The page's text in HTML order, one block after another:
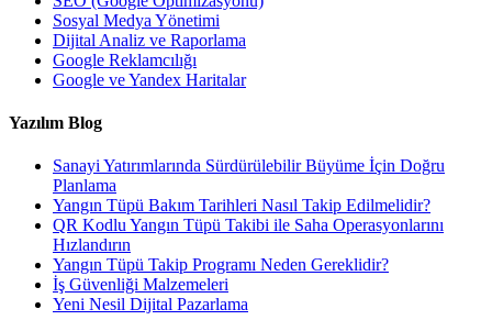
Sosyal Medya Yönetimi
Dijital Analiz ve Raporlama
Google Reklamcılığı
Google ve Yandex Haritalar
Yazılım Blog
Sanayi Yatırımlarında Sürdürülebilir Büyüme İçin Doğru
Planlama
Yangın Tüpü Bakım Tarihleri Nasıl Takip Edilmelidir?
QR Kodlu Yangın Tüpü Takibi ile Saha Operasyonlarını
Hızlandırın
Yangın Tüpü Takip Programı Neden Gereklidir?
İş Güvenliği Malzemeleri
Yeni Nesil Dijital Pazarlama